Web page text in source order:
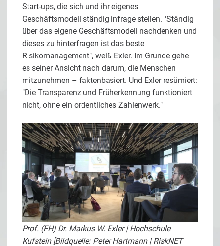
Start-ups, die sich und ihr eigenes
Geschäftsmodell ständig infrage stellen. "Ständig
über das eigene Geschäftsmodell nachdenken und
dieses zu hinterfragen ist das beste
Risikomanagement", weiß Exler. Im Grunde gehe
es seiner Ansicht nach darum, die Menschen
mitzunehmen – faktenbasiert. Und Exler resümiert:
"Die Transparenz und Früherkennung funktioniert
nicht, ohne ein ordentliches Zahlenwerk."
Prof. (FH) Dr. Markus W. Exler | Hochschule
Kufstein [Bildquelle: Peter Hartmann | RiskNET